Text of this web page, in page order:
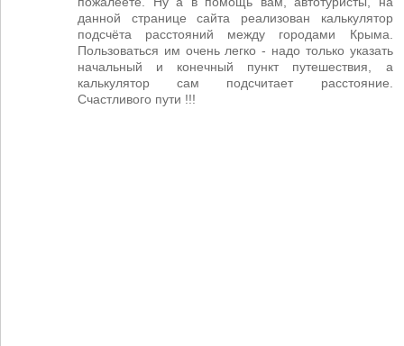
данной странице сайта реализован калькулятор
подсчёта расстояний между городами Крыма.
Пользоваться им очень легко - надо только указать
начальный и конечный пункт путешествия, а
калькулятор сам подсчитает расстояние.
Счастливого пути !!!